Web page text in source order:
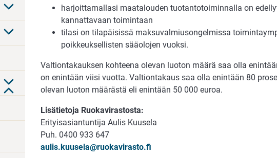
harjoittamallasi maatalouden tuotantotoiminnalla on
kannattavaan toimintaan
tilasi on tilapäisissä maksuvalmiusongelmissa
poikkeuksellisten sääolojen vuoksi.
Valtiontakauksen kohteena olevan luoton määrä saa olla
on enintään viisi vuotta. Valtiontakaus saa olla enintään 80
olevan luoton määrästä eli enintään 50 000 euroa.
Lisätietoja Ruokavirastosta:
Erityisasiantuntija Aulis Kuusela
Puh. 0400 933 647
aulis.kuusela@ruokavirasto.fi